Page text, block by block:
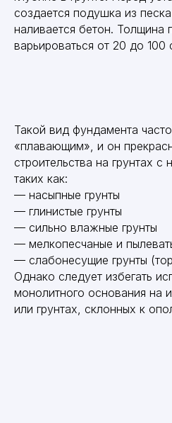
создается подушка из
наливается бетон. Толщина
варьироваться от 20 до 100
Такой вид фундамента
«плавающим», и он
строительства на грунтах с
таких как:
— насыпные грунты
— глинистые грунты
— сильно влажные грунты
— мелкопесчаные и
— слабонесущие грунты
Однако следует избегать
монолитного основания на
или грунтах, склонных к